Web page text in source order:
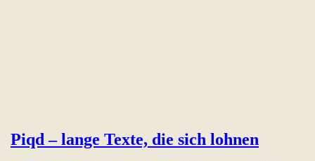
Piqd – lange Texte, die sich lohnen